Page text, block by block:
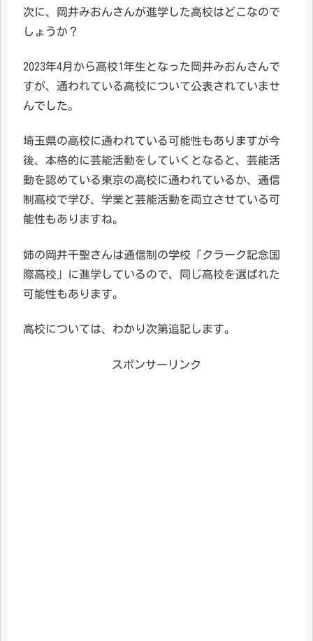
次に、岡井みおんさんが進学した高校はどこなので
しょうか？
2023年4月から高校1年生となった岡井みおんさんで
すが、通われている高校について公表されていませ
んでした。
埼玉県の高校に通われている可能性もありますが今
後、本格的に芸能活動をしていくとなると、芸能活
動を認めている東京の高校に通われているか、通信
制高校で学び、学業と芸能活動を両立させている可
能性もありますね。
姉の岡井千聖さんは通信制の学校「クラーク記念国
際高校」に進学しているので、同じ高校を選ばれた
可能性もあります。
高校については、わかり次第追記します。
スポンサーリンク